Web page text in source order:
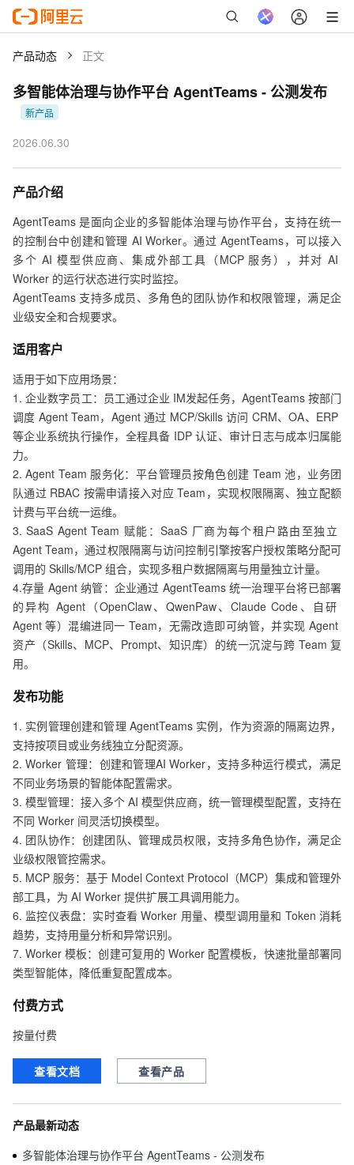
产品动态 正文
多智能体治理与协作平台 AgentTeams-公测发布
新产品
2026.06.30
产品介绍
AgentTeams 是面向企业的多智能体治理与协作平台，支持在统一
的控制台中创建和管理 AI Worker。通过 AgentTeams，可以接入
多个 AI 模型供应商、集成外部工具（MCP 服务），并对 AI
Worker 的运行状态进行实时监控。
AgentTeams 支持多成员、多角色的团队协作和权限管理，满足企
业级安全和合规要求。
适用客户
适用于如下应用场景：
1. 企业数字员工：员工通过企业 IM发起任务，AgentTeams 按部门
调度 Agent Team，Agent 通过 MCP/Skills 访问 CRM、OA、ERP
等企业系统执行操作，全程具备 IDP 认证、审计日志与成本归属能
力。
2. Agent Team 服务化：平台管理员按角色创建 Team 池，业务团
队通过 RBAC 按需申请接入对应 Team，实现权限隔离、独立配额
计费与平台统一运维。
3. SaaS Agent Team 赋能：SaaS 厂商为每个租户路由至独立
Agent Team，通过权限隔离与访问控制引擎按客户授权策略分配可
调用的 Skills/MCP 组合，实现多租户数据隔离与用量独立计量。
4.存量 Agent 纳管：企业通过 AgentTeams 统一治理平台将已部署
的异构 Agent（OpenClaw、QwenPaw、Claude Code、自研
Agent 等）混编进同一 Team，无需改造即可纳管，并实现 Agent
资产（Skills、MCP、Prompt、知识库）的统一沉淀与跨 Team 复
用。
发布功能
1. 实例管理创建和管理 AgentTeams 实例，作为资源的隔离边界，
支持按项目或业务线独立分配资源。
2. Worker 管理：创建和管理AI Worker，支持多种运行模式，满足
不同业务场景的智能体配置需求。
3. 模型管理：接入多个 AI 模型供应商，统一管理模型配置，支持在
不同 Worker 间灵活切换模型。
4. 团队协作：创建团队、管理成员权限，支持多角色协作，满足企
业级权限管控需求。
5. MCP 服务：基于 Model Context Protocol（MCP）集成和管理外
部工具，为 AI Worker 提供扩展工具调用能力。
6. 监控仪表盘：实时查看 Worker 用量、模型调用量和 Token 消耗
趋势，支持用量分析和异常识别。
7. Worker 模板：创建可复用的 Worker 配置模板，快速批量部署同
类型智能体，降低重复配置成本。
付费方式
按量付费
查看文档 查看产品
产品最新动态
多智能体治理与协作平台 AgentTeams - 公测发布